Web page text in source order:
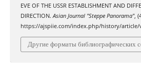
EVE OF THE USSR ESTABLISHMENT AND
DIRECTION.Asian Journal "Steppe Panorama",
https://ajspiie.com/index.php/history/article/
Другие форматы библиографических